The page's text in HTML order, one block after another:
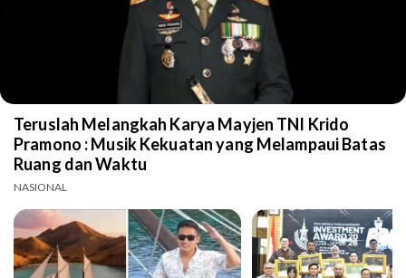
Teruslah Melangkah Karya Mayjen TNI Krido
Pramono : Musik Kekuatan yang Melampaui Batas
Ruang dan Waktu
NASIONAL